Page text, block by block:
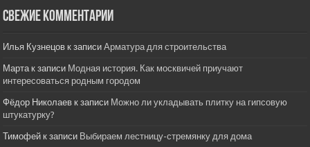
Свежие комментарии
Илья Кузнецов к записиАрматура для строительства
Мартак записи Модная история. Как москвичей приучают
интересоваться родным городом
Фёдор Николаев к записи Можно ли укладывать плитку на гипсовую
штукатурку?
Тимофей к записи Выбираем лестницу-стремянку для дома